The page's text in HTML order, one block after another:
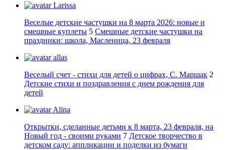
Larissa
Веселые детские частушки на 8 марта 2026: новые и
смешные куплеты 5 Смешные детские частушки на
праздники: школа, Масленица, 23 февраля
allas
Веселый счет - стихи для детей о цифрах, С. Маршак 2
Детские стихи и поздравления с днем рождения для
детей
Alina
Открытки, сделанные детьми к 8 марта, 23 февраля, на
Новый год - своими руками 7 Детское творчество в
детском саду: аппликации и поделки из бумаги